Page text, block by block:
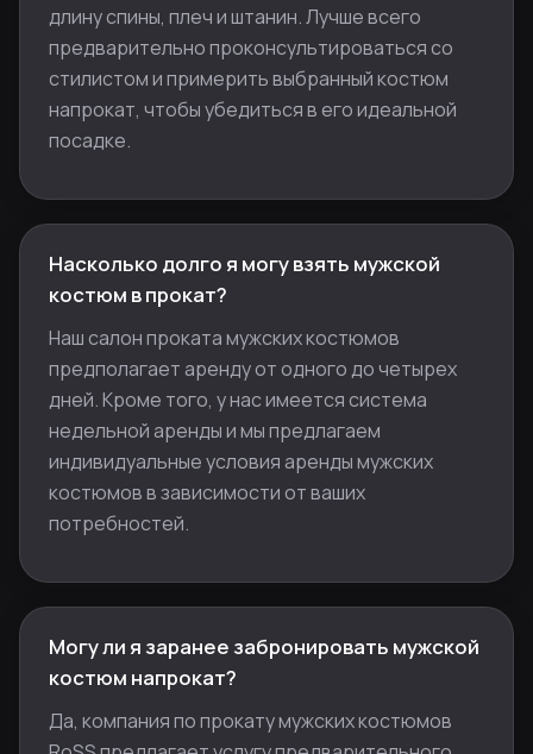
длину спины, плеч и штанин. Лучше всего
предварительно проконсультироваться со
стилистом и примерить выбранный костюм
напрокат, чтобы убедиться в его идеальной
посадке.
Насколько долго я могу взять мужской
костюм в прокат?
Наш салон проката мужских костюмов
предполагает аренду от одного до четырех
дней. Кроме того, у нас имеется система
недельной аренды и мы предлагаем
индивидуальные условия аренды мужских
костюмов в зависимости от ваших
потребностей.
Могу ли я заранее забронировать мужской
костюм напрокат?
Да, компания по прокату мужских костюмов